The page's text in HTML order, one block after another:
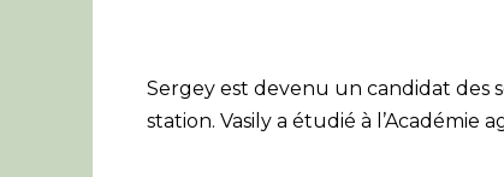
Sergey est devenu un candidat des
station. Vasily a étudié à l’Académie